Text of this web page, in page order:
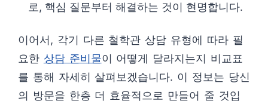
로, 핵심 질문부터 해결하는 것이 현명합니다.
이어서, 각기 다른 철학관 상담 유형에 따라 필
요한 상담 준비물이 어떻게 달라지는지 비교표
를 통해 자세히 살펴보겠습니다. 이 정보는 당신
의 방문을 한층 더 효율적으로 만들어 줄 것입